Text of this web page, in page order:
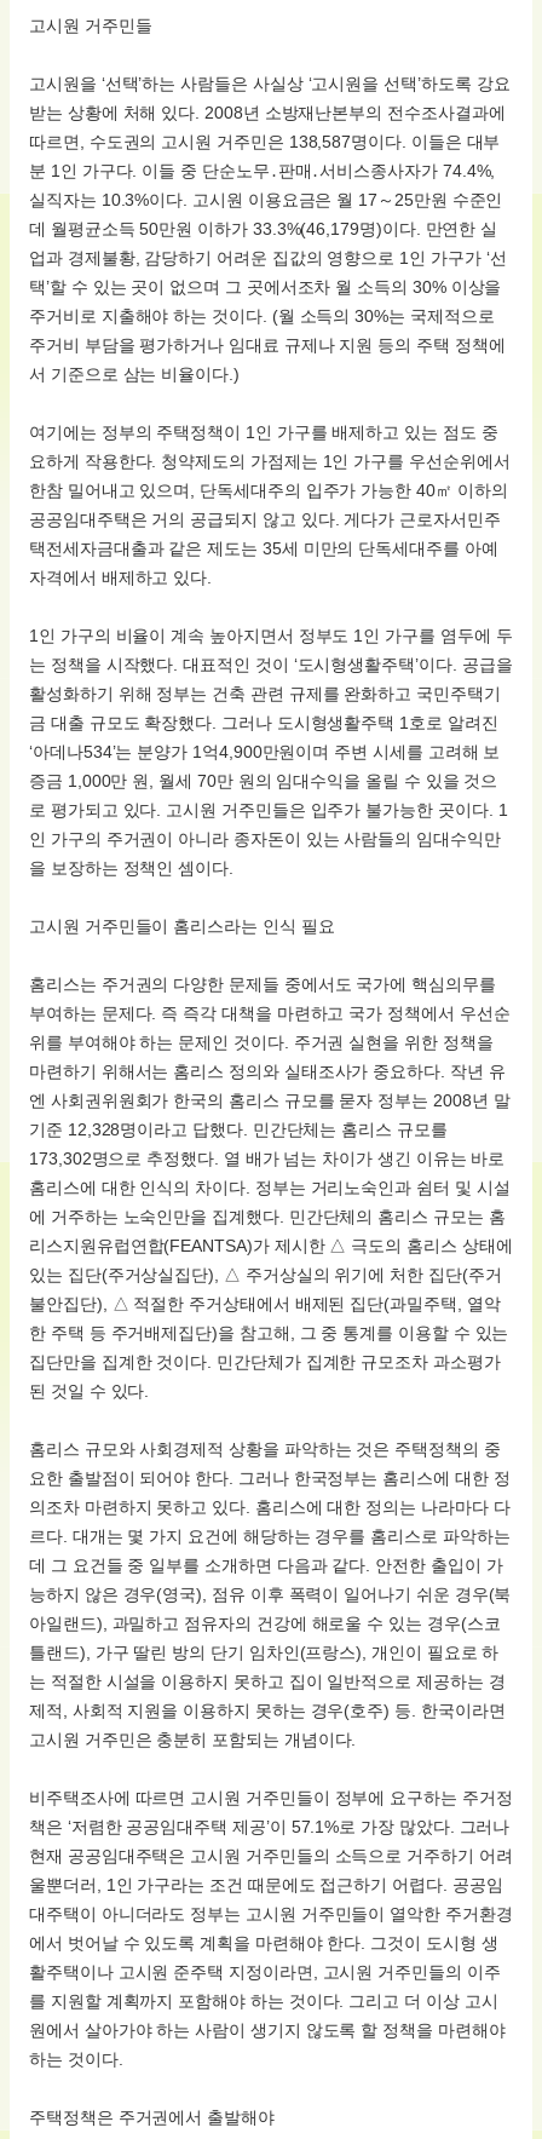
고시원 거주민들
고시원을 ‘선택’하는 사람들은 사실상 ‘고시원을 선택’하도록 강요
받는 상황에 처해 있다. 2008년 소방재난본부의 전수조사결과에
따르면, 수도권의 고시원 거주민은 138,587명이다. 이들은 대부
분 1인 가구다. 이들 중 단순노무․판매․서비스종사자가 74.4%,
실직자는 10.3%이다. 고시원 이용요금은 월 17～25만원 수준인
데 월평균소득 50만원 이하가 33.3%(46,179명)이다. 만연한 실
업과 경제불황, 감당하기 어려운 집값의 영향으로 1인 가구가 ‘선
택’할 수 있는 곳이 없으며 그 곳에서조차 월 소득의 30% 이상을
주거비로 지출해야 하는 것이다. (월 소득의 30%는 국제적으로
주거비 부담을 평가하거나 임대료 규제나 지원 등의 주택 정책에
서 기준으로 삼는 비율이다.)
여기에는 정부의 주택정책이 1인 가구를 배제하고 있는 점도 중
요하게 작용한다. 청약제도의 가점제는 1인 가구를 우선순위에서
한참 밀어내고 있으며, 단독세대주의 입주가 가능한 40㎡ 이하의
공공임대주택은 거의 공급되지 않고 있다. 게다가 근로자서민주
택전세자금대출과 같은 제도는 35세 미만의 단독세대주를 아예
자격에서 배제하고 있다.
1인 가구의 비율이 계속 높아지면서 정부도 1인 가구를 염두에 두
는 정책을 시작했다. 대표적인 것이 ‘도시형생활주택’이다. 공급을
활성화하기 위해 정부는 건축 관련 규제를 완화하고 국민주택기
금 대출 규모도 확장했다. 그러나 도시형생활주택 1호로 알려진
‘아데나534’는 분양가 1억4,900만원이며 주변 시세를 고려해 보
증금 1,000만 원, 월세 70만 원의 임대수익을 올릴 수 있을 것으
로 평가되고 있다. 고시원 거주민들은 입주가 불가능한 곳이다. 1
인 가구의 주거권이 아니라 종자돈이 있는 사람들의 임대수익만
을 보장하는 정책인 셈이다.
고시원 거주민들이 홈리스라는 인식 필요
홈리스는 주거권의 다양한 문제들 중에서도 국가에 핵심의무를
부여하는 문제다. 즉 즉각 대책을 마련하고 국가 정책에서 우선순
위를 부여해야 하는 문제인 것이다. 주거권 실현을 위한 정책을
마련하기 위해서는 홈리스 정의와 실태조사가 중요하다. 작년 유
엔 사회권위원회가 한국의 홈리스 규모를 묻자 정부는 2008년 말
기준 12,328명이라고 답했다. 민간단체는 홈리스 규모를
173,302명으로 추정했다. 열 배가 넘는 차이가 생긴 이유는 바로
홈리스에 대한 인식의 차이다. 정부는 거리노숙인과 쉼터 및 시설
에 거주하는 노숙인만을 집계했다. 민간단체의 홈리스 규모는 홈
리스지원유럽연합(FEANTSA)가 제시한 △ 극도의 홈리스 상태에
있는 집단(주거상실집단), △ 주거상실의 위기에 처한 집단(주거
불안집단), △ 적절한 주거상태에서 배제된 집단(과밀주택, 열악
한 주택 등 주거배제집단)을 참고해, 그 중 통계를 이용할 수 있는
집단만을 집계한 것이다. 민간단체가 집계한 규모조차 과소평가
된 것일 수 있다.
홈리스 규모와 사회경제적 상황을 파악하는 것은 주택정책의 중
요한 출발점이 되어야 한다. 그러나 한국정부는 홈리스에 대한 정
의조차 마련하지 못하고 있다. 홈리스에 대한 정의는 나라마다 다
르다. 대개는 몇 가지 요건에 해당하는 경우를 홈리스로 파악하는
데 그 요건들 중 일부를 소개하면 다음과 같다. 안전한 출입이 가
능하지 않은 경우(영국), 점유 이후 폭력이 일어나기 쉬운 경우(북
아일랜드), 과밀하고 점유자의 건강에 해로울 수 있는 경우(스코
틀랜드), 가구 딸린 방의 단기 임차인(프랑스), 개인이 필요로 하
는 적절한 시설을 이용하지 못하고 집이 일반적으로 제공하는 경
제적, 사회적 지원을 이용하지 못하는 경우(호주) 등. 한국이라면
고시원 거주민은 충분히 포함되는 개념이다.
비주택조사에 따르면 고시원 거주민들이 정부에 요구하는 주거정
책은 ‘저렴한 공공임대주택 제공’이 57.1%로 가장 많았다. 그러나
현재 공공임대주택은 고시원 거주민들의 소득으로 거주하기 어려
울뿐더러, 1인 가구라는 조건 때문에도 접근하기 어렵다. 공공임
대주택이 아니더라도 정부는 고시원 거주민들이 열악한 주거환경
에서 벗어날 수 있도록 계획을 마련해야 한다. 그것이 도시형 생
활주택이나 고시원 준주택 지정이라면, 고시원 거주민들의 이주
를 지원할 계획까지 포함해야 하는 것이다. 그리고 더 이상 고시
원에서 살아가야 하는 사람이 생기지 않도록 할 정책을 마련해야
하는 것이다.
주택정책은 주거권에서 출발해야